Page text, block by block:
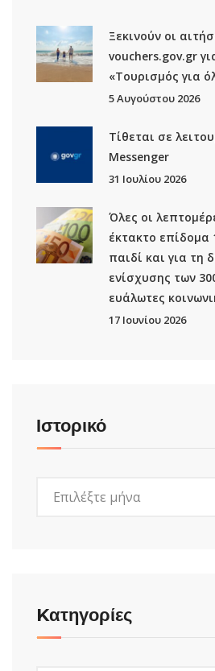
Ξεκινούν οι
vouchers.gov.gr
«Τουρισμός για
5 Αυγούστου 2026
Τίθεται σε
Μessenger
31 Ιουλίου 2026
Όλες οι
έκτακτο επίδομα
παιδί και για τη
ενίσχυσης των
ευάλωτες
17 Ιουνίου 2026
Ιστορικό
Kατηγορίες